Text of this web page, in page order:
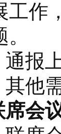
工作
通报
其他
席会